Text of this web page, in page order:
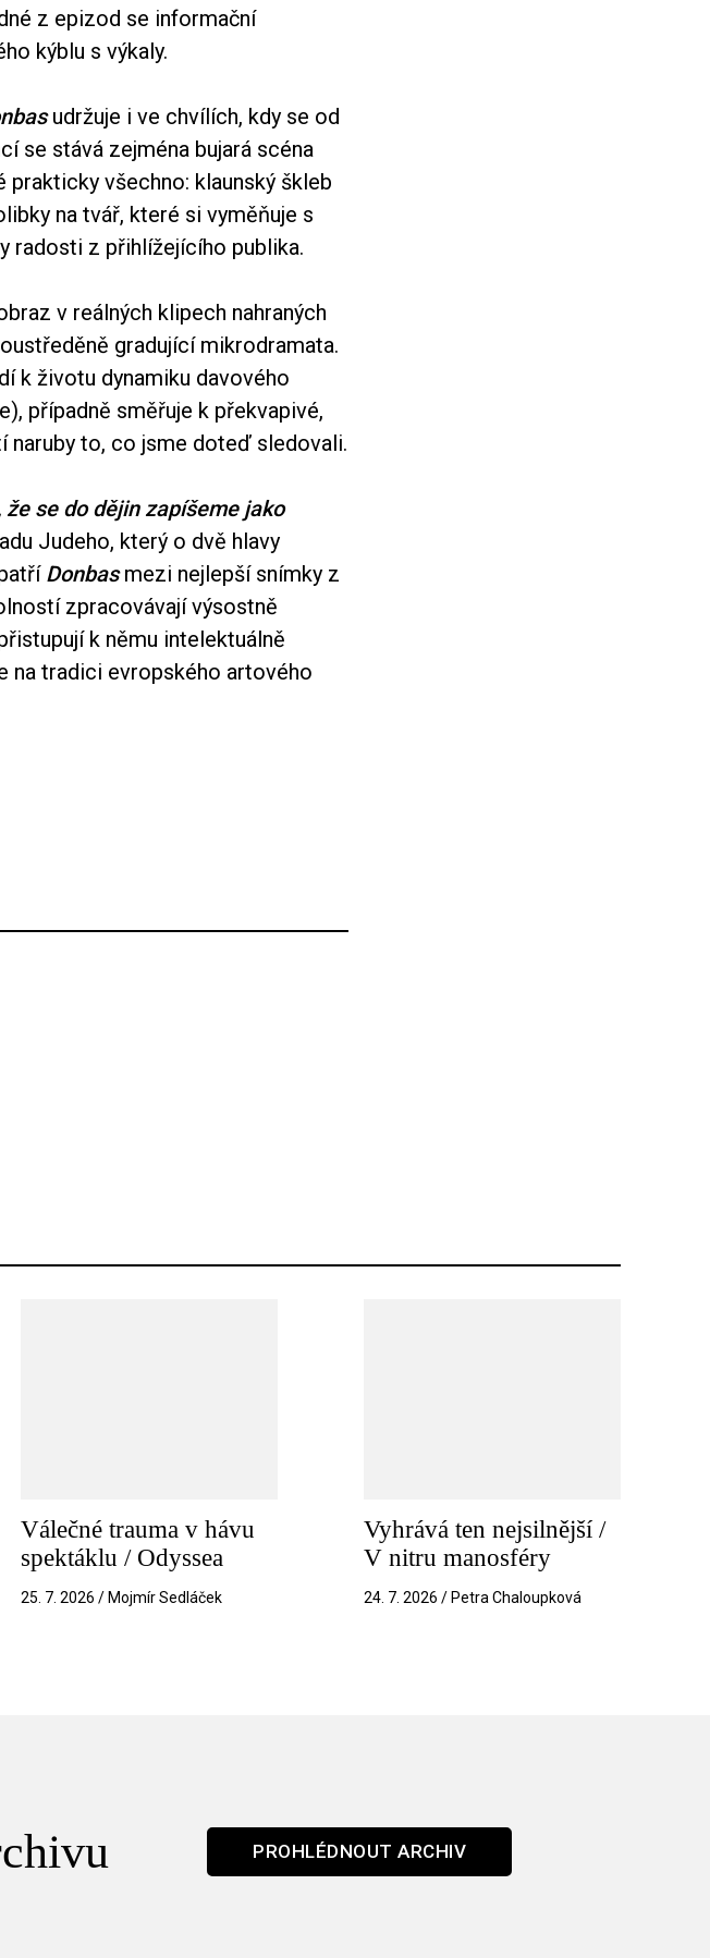
z epizod se informační
kýblu s výkaly.
udržuje i ve chvílích, kdy se od
se stává zejména bujará scéna
všechno: klaunský škleb
na tvář, které si vyměňuje s
radosti z přihlížejícího publika.
v reálných klipech nahraných
gradující mikrodramata.
k životu dynamiku davového
případně směřuje k překvapivé,
naruby to, co jsme doteď sledovali.
že se do dějin zapíšeme jako
Judeho, který o dvě hlavy
Donbasmezi nejlepší snímky z
zpracovávají výsostně
k němu intelektuálně
na tradici evropského artového
Válečné trauma v hávu
spektáklu / Odyssea
25. 7. 2026 / Mojmír Sedláček
Vyhrává ten nejsilnější /
V nitru manosféry
24. 7. 2026 / Petra Chaloupková
PROHLÉDNOUT ARCHIV